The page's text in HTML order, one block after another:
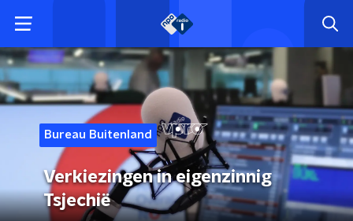
Bureau Buitenland
Verkiezingen in eigenzinnig
Tsjechië